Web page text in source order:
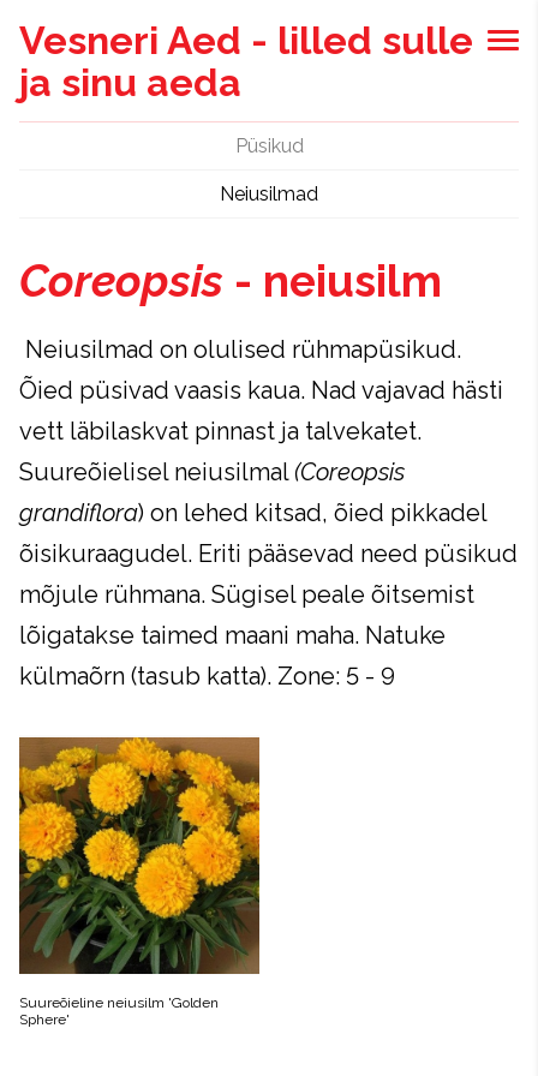
Vesneri Aed - lilled sulle
ja sinu aeda
Püsikud
Neiusilmad
Coreopsis - neiusilm
Neiusilmad on olulised rühmapüsikud.
Õied püsivad vaasis kaua. Nad vajavad hästi
vett läbilaskvat pinnast ja talvekatet.
Suureõielisel neiusilmal(Coreopsis
grandiflora) on lehed kitsad, õied pikkadel
õisikuraagudel. Eriti pääsevad need püsikud
mõjule rühmana. Sügisel peale õitsemist
lõigatakse taimed maani maha. Natuke
külmaõrn (tasub katta). Zone: 5 - 9
Suureõieline neiusilm 'Golden
Sphere'